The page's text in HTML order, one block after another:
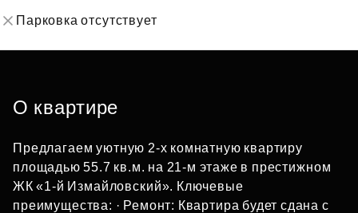
Парковка отсутствует
О квартире
Предлагаем уютную 2-х комнатную квартиру
площадью 55.7 кв.м. на 21-м этаже в престижном
ЖК «1-й Измайловский». Ключевые
преимущества: · Ремонт: Квартира будет сдана с